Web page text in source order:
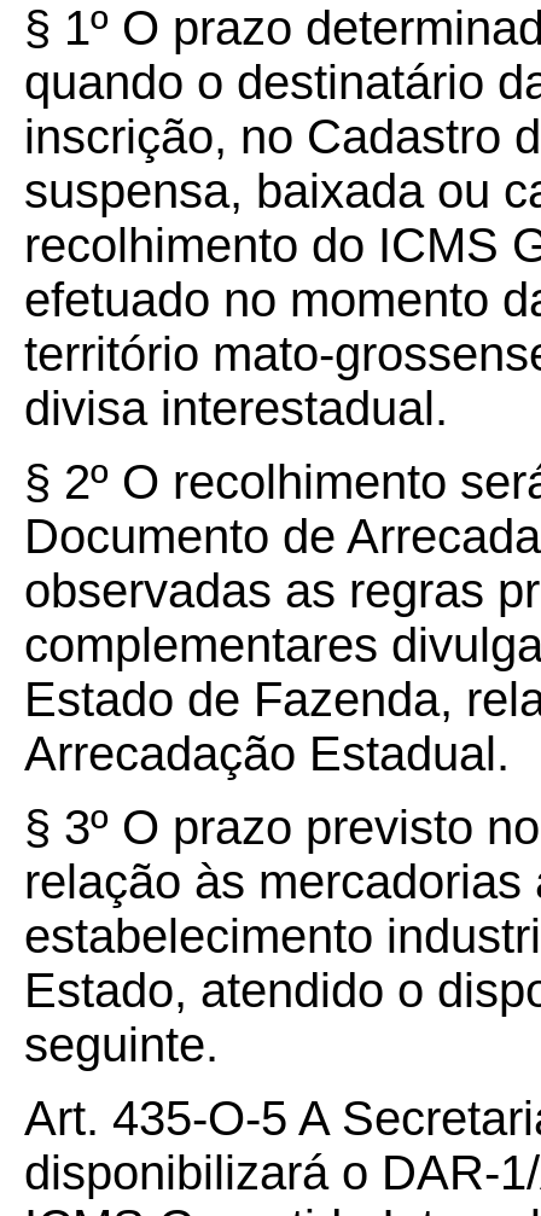
§ 1º O prazo
quando o destinatário
inscrição, no Cadastro
suspensa, baixada ou
recolhimento do ICMS
efetuado no momento
território mato-
divisa interestadual.
§ 2º O recolhimento
Documento de
observadas as regras
complementares
Estado de Fazenda,
Arrecadação Estadual.
§ 3º O prazo previsto
relação às mercadorias
estabelecimento
Estado, atendido o
seguinte.
Art. 435-O-5 A
disponibilizará o DAR-